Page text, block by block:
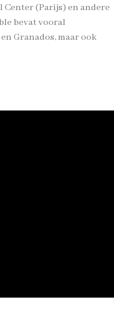
(Parijs) en andere
bevat vooral
Granados, maar ook